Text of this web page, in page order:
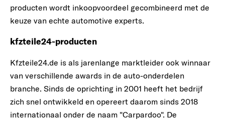
producten wordt inkoopvoordeel gecombineerd met de
keuze van echte automotive experts.
kfzteile24-producten
Kfzteile24.de is als jarenlange marktleider ook winnaar
van verschillende awards in de auto-onderdelen
branche. Sinds de oprichting in 2001 heeft het bedrijf
zich snel ontwikkeld en opereert daarom sinds 2018
internationaal onder de naam "Carpardoo". De